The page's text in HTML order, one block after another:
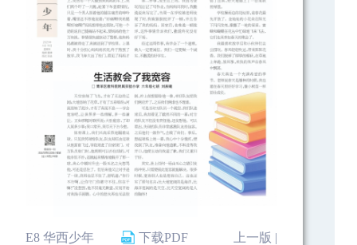
E8 华西少年 下载PDF 上一版 |